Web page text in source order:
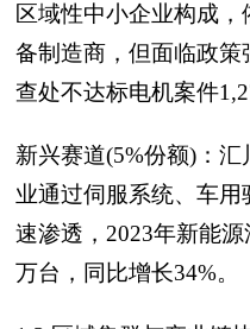
区域性中小企业构成
备制造商，但面临政策
查处不达标电机案件
新兴赛道(5%份额)：
业通过伺服系统、车
速渗透，2023年新能
万台，同比增长34%。